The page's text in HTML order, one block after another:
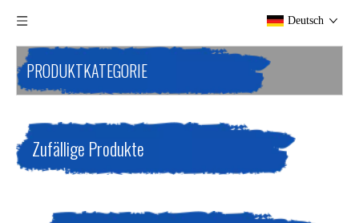
Deutsch
PRODUKTKATEGORIE
Zufällige Produkte